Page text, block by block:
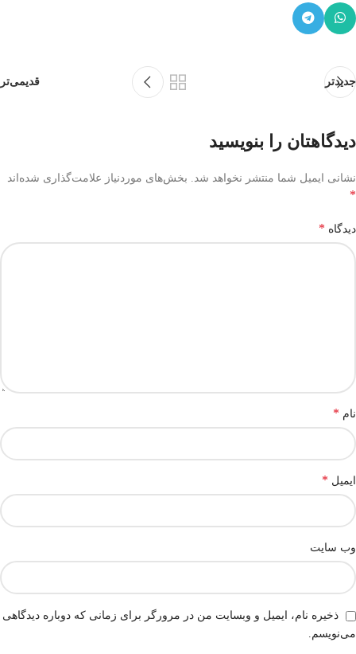
جدیدتر قدیمی‌تر
دیدگاهتان را بنویسید
نشانی ایمیل شما منتشر نخواهد شد. بخش‌های موردنیاز علامت‌گذاری شده‌اند
*
دیدگاه *
نام *
ایمیل *
وب‌ سایت
ذخیره نام، ایمیل و وبسایت من در مرورگر برای زمانی که دوباره دیدگاهی
می‌نویسم.